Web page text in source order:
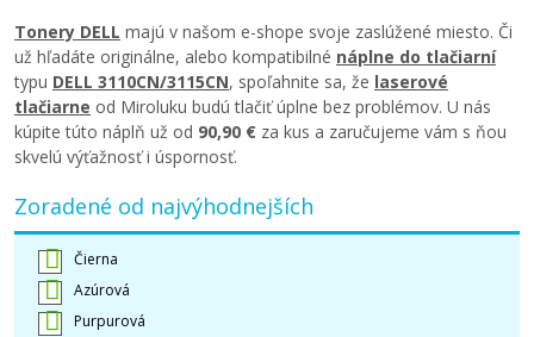
Tonery DELL majú v našom e-shope svoje zaslúžené miesto. Či
už hľadáte originálne, alebo kompatibilné náplne do tlačiarní
typu DELL 3110CN/3115CN, spoľahnite sa, že laserové
tlačiarne od Miroluku budú tlačiť úplne bez problémov. U nás
kúpite túto náplň už od 90,90 € za kus a zaručujeme vám s ňou
skvelú výťažnosť i úspornosť.
Zoradené od najvýhodnejších
Čierna
Azúrová
Purpurová